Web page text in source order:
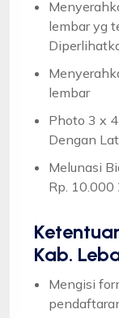
lembar yg
lembar
Photo 3 x
Dengan
Melunasi
Rp. 10.000
Kab.
Mengisi